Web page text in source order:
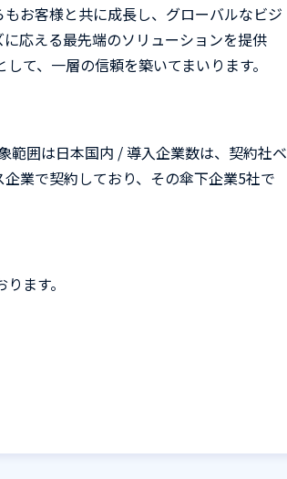
お客様と共に成長し、グローバルなビジ
応える最先端のソリューションを提供
て、一層の信頼を築いてまいります。
範囲は日本国内 /導入企業数は、契約社ベ
業で契約しており、その傘下企業5社で
ます。